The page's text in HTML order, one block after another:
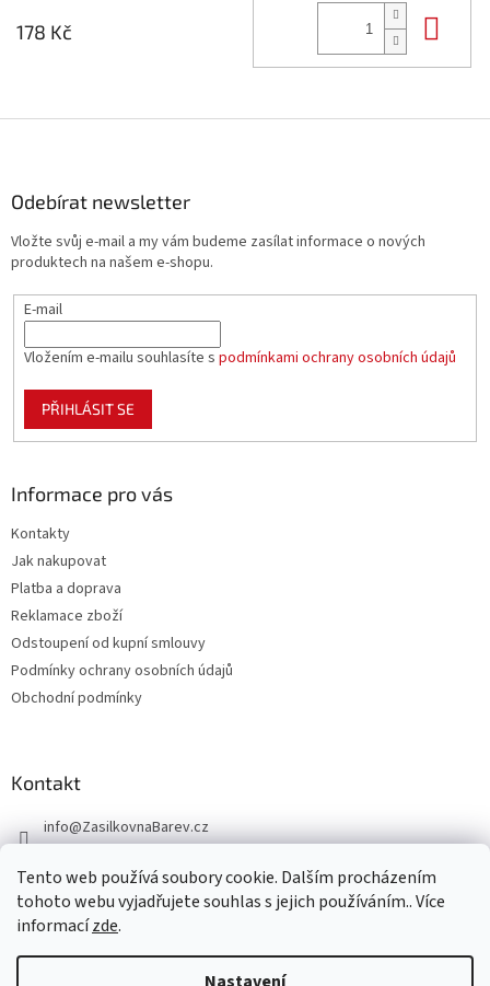
Tento web používá soubory cookie. Dalším procházením
tohoto webu vyjadřujete souhlas s jejich používáním.. Více
informacízde.
178 Kč
Odebírat newsletter
Vložte svůj e-mail a my vám budeme zasílat informace o nových
produktech na našem e-shopu.
E-mail
Vložením e-mailu souhlasíte s podmínkami ochrany osobních údajů
PŘIHLÁSIT SE
Informace pro vás
Kontakty
Jak nakupovat
Platba a doprava
Reklamace zboží
Odstoupení od kupní smlouvy
Podmínky ochrany osobních údajů
Obchodní podmínky
Kontakt
info@ZasilkovnaBarev.cz